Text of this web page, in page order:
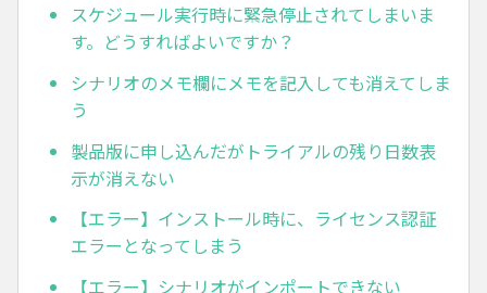
スケジュール実行時に緊急停止されてしまいま
す。どうすればよいですか？
シナリオのメモ欄にメモを記入しても消えてしま
う
製品版に申し込んだがトライアルの残り日数表
示が消えない
【エラー】インストール時に、ライセンス認証
エラーとなってしまう
【エラー】シナリオがインポートできない